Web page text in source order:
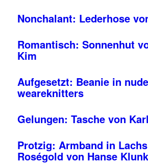
Nonchalant: Lederhose
Romantisch: Sonnenhut
Kim
Aufgesetzt: Beanie in
weareknitters
Gelungen: Tasche von
Protzig: Armband in
Roségold von Hanse